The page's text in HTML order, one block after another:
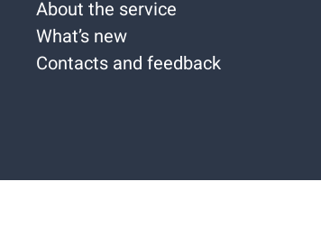
About the service
What’s new
Contacts and feedback